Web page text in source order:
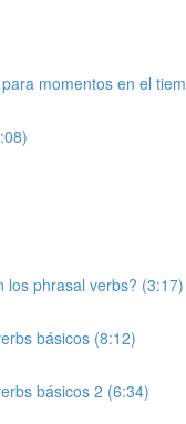
momentos en el
los phrasal verbs? (3:17)
básicos (8:12)
básicos 2 (6:34)